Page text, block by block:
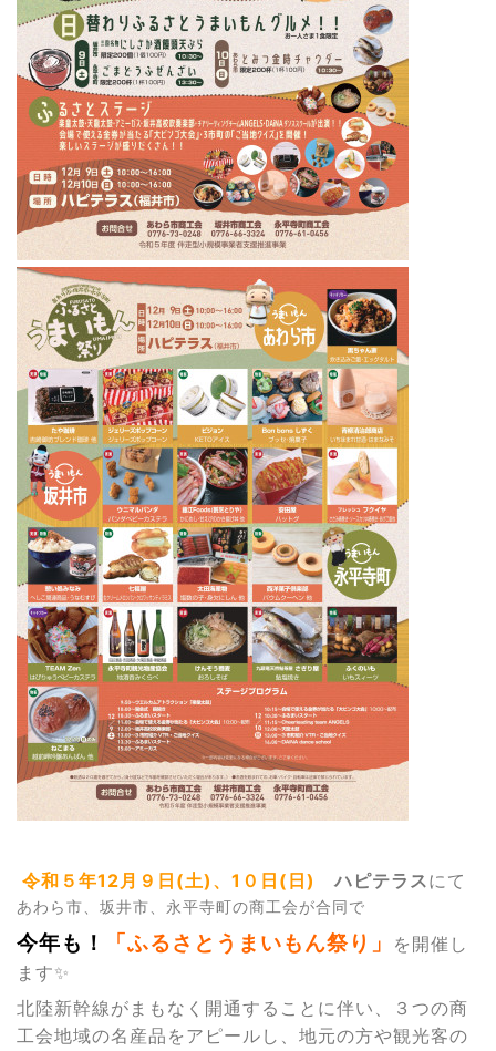
令和５年12月９日(土)、 1０ 日(日)ハピテラスにて
あわら市、坂井市、永平寺町の商工会が合同で
今年も！ 「ふるさとうまいもん祭り」
を開催し
ます✨
北陸新幹線がまもなく開通することに伴い、３つの商
工会地域の名産品をアピールし、地元の方や観光客の